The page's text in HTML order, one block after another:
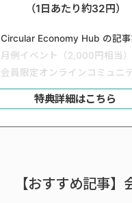
（1日あたり約32円）
Circular Economy Hub の記
月例イベント（2,000円相当
会員限定オンラインコミュニ
特典詳細はこちら
【おすすめ記事】